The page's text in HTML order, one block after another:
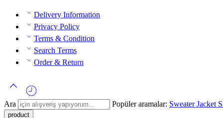
Delivery Information
Privacy Policy
Terms & Condition
Search Terms
Order & Return
Ara Popüler aramalar: SweaterJacket